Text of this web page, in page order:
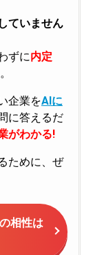
ていません
ずに内定
企業をAIに
に答えるだ
がわかる!
ために、ぜ
相性は